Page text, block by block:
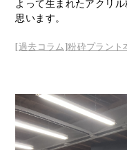
よって生まれたアクリ
思います。
[過去コラム]粉砕プラント